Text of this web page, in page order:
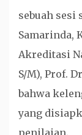
sebuah sesi
Samarinda,
Akreditasi
S/M), Prof.
bahwa
yang
penilaian.